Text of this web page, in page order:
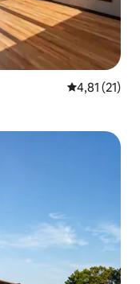
Note
4,81 (21)